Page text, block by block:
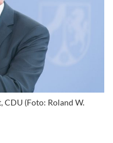
(Foto: Roland W.